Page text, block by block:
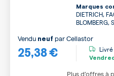
Marques
DIETRICH,
BLOMBERG,
25,38 €
Vendu neuf parCellastor
Plus d’offres à